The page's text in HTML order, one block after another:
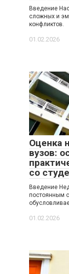
Введение
сложных и
конфликтов.
01.02.2026
Оценка
вузов:
со
Введение
постоянным
01.02.2026